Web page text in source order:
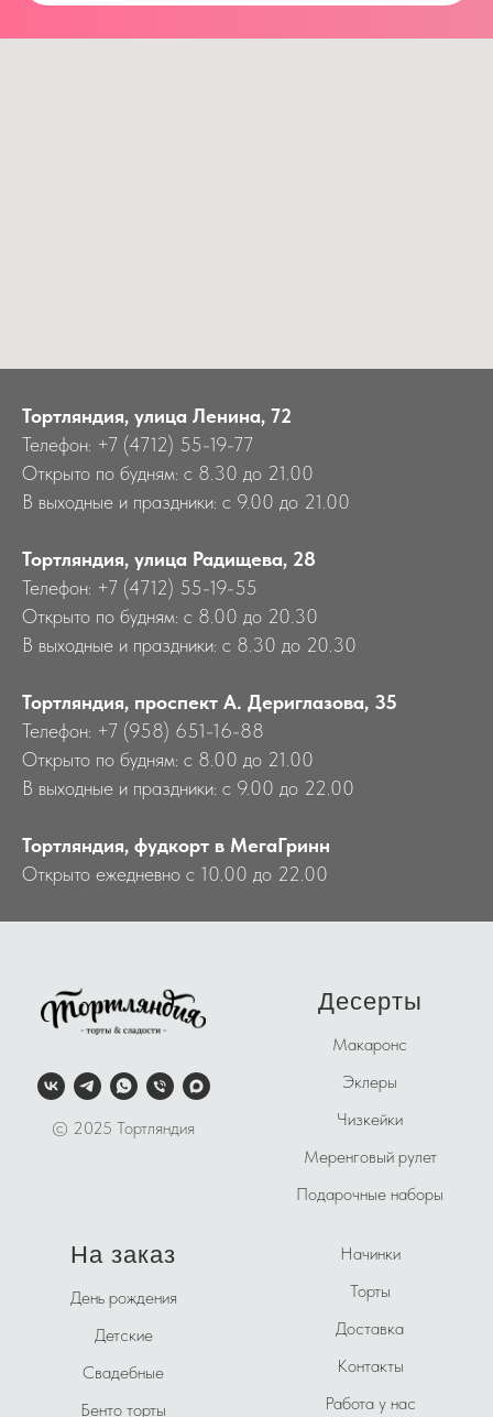
Тортляндия, улица Ленина, 72
Телефон: +7 (4712) 55-19-77
Открыто по будням: с 8.30 до 21.00
В выходные и праздники: с 9.00 до 21.00
Тортляндия, улица Радищева, 28
Телефон: +7 (4712) 55-19-55
Открыто по будням: с 8.00 до 20.30
В выходные и праздники: с 8.30 до 20.30
Тортляндия, проспект А. Дериглазова, 35
Телефон: +7 (958) 651-16-88
Открыто по будням: с 8.00 до 21.00
В выходные и праздники: с 9.00 до 22.00
Тортляндия, фудкорт в МегаГринн
Открыто ежедневно с 10.00 до 22.00
© 2025 Тортляндия
Десерты
Макаронс
Эклеры
Чизкейки
Меренговый рулет
Подарочные наборы
На заказ
День рождения
Детские
Свадебные
Бенто торты
Начинки
Торты
Доставка
Контакты
Работа у нас